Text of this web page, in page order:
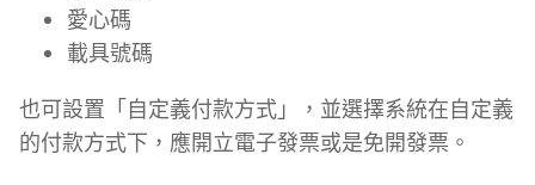
愛心碼
載具號碼
也可設置「自定義付款方式」，並選擇系統在自定義
的付款方式下，應開立電子發票或是免開發票。